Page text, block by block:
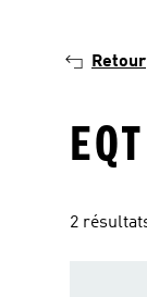
Retour
2